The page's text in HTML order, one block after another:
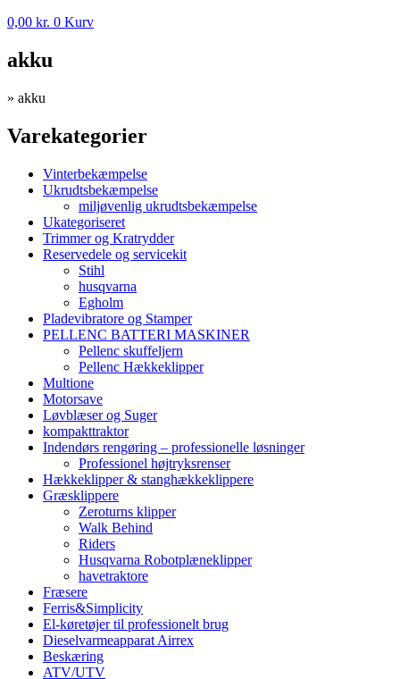
0,00 kr. 0 Kurv
akku
» akku
Varekategorier
Vinterbekæmpelse
Ukrudtsbekæmpelse
miljøvenlig ukrudtsbekæmpelse
Ukategoriseret
Trimmer og Kratrydder
Reservedele og servicekit
Stihl
husqvarna
Egholm
Pladevibratore og Stamper
PELLENC BATTERI MASKINER
Pellenc skuffeljern
Pellenc Hækkeklipper
Multione
Motorsave
Løvblæser og Suger
kompakttraktor
Indendørs rengøring – professionelle løsninger
Professionel højtryksrenser
Hækkeklipper & stanghækkeklippere
Græsklippere
Zeroturns klipper
Walk Behind
Riders
Husqvarna Robotplæneklipper
havetraktore
Fræsere
Ferris&Simplicity
El-køretøjer til professionelt brug
Dieselvarmeapparat Airrex
Beskæring
ATV/UTV